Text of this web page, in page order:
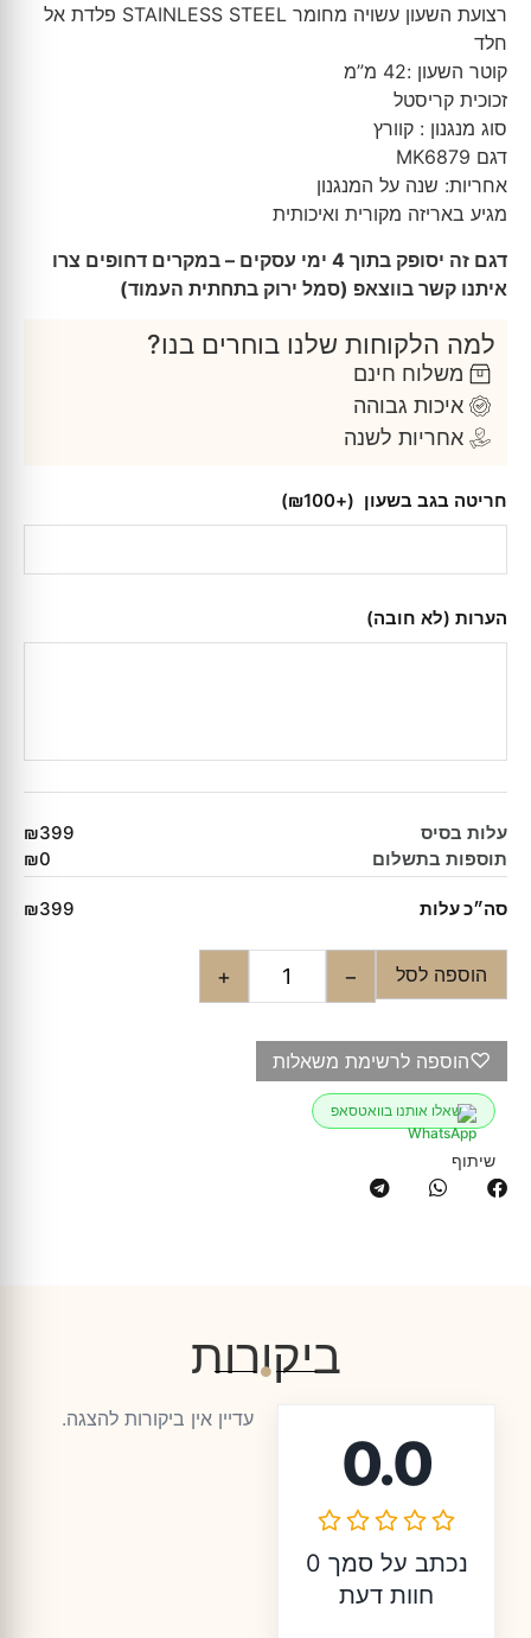
רצועת השעון עשויה מחומר STAINLESS STEEL פלדת אל
חלד
קוטר השעון :42 מ”מ
זכוכית קריסטל
סוג מנגנון : קוורץ
דגם MK6879
אחריות: שנה על המנגנון
מגיע באריזה מקורית ואיכותית
דגם זה יסופק בתוך 4 ימי עסקים – במקרים דחופים צרו
איתנו קשר בווצאפ (סמל ירוק בתחתית העמוד)
למה הלקוחות שלנו בוחרים בנו?
משלוח חינם
איכות גבוהה
אחריות לשנה
חריטה בגב בשעון (+₪100)
הערות (לא חובה)
עלות בסיס
₪399
תוספות בתשלום
₪0
סה״כ עלות ₪399
−
+ הוספה לסל
♡הוספה לרשימת משאלות
שאלו אותנו בוואטסאפ
שיתוף
ביקורות
0.0
נכתב על סמך 0
חוות דעת
עדיין אין ביקורות להצגה.